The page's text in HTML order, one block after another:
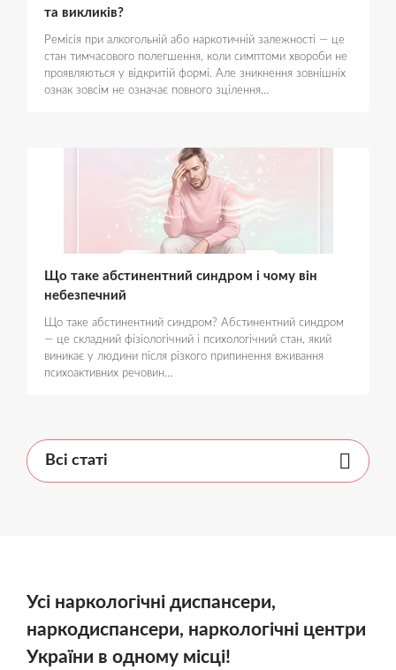
та викликів?
Ремісія при алкогольній або наркотичній залежності — це
стан тимчасового полегшення, коли симптоми хвороби не
проявляються у відкритій формі. Але зникнення зовнішніх
ознак зовсім не означає повного зцілення…
Що таке абстинентний синдром і чому він
небезпечний
Що таке абстинентний синдром? Абстинентний синдром
— це складний фізіологічний і психологічний стан, який
виникає у людини після різкого припинення вживання
психоактивних речовин…
Всі статі
Усі наркологічні диспансери,
наркодиспансери, наркологічні центри
України в одному місці!